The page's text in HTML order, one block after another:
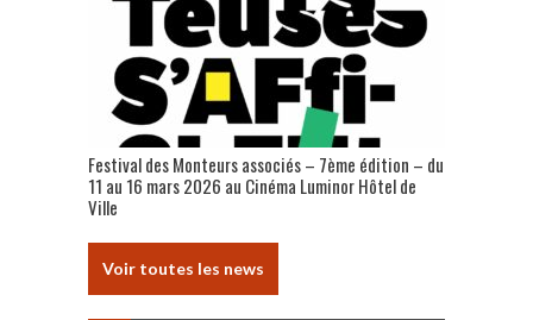
Festival des Monteurs associés – 7ème édition – du
11 au 16 mars 2026 au Cinéma Luminor Hôtel de
Ville
Voir toutes les news